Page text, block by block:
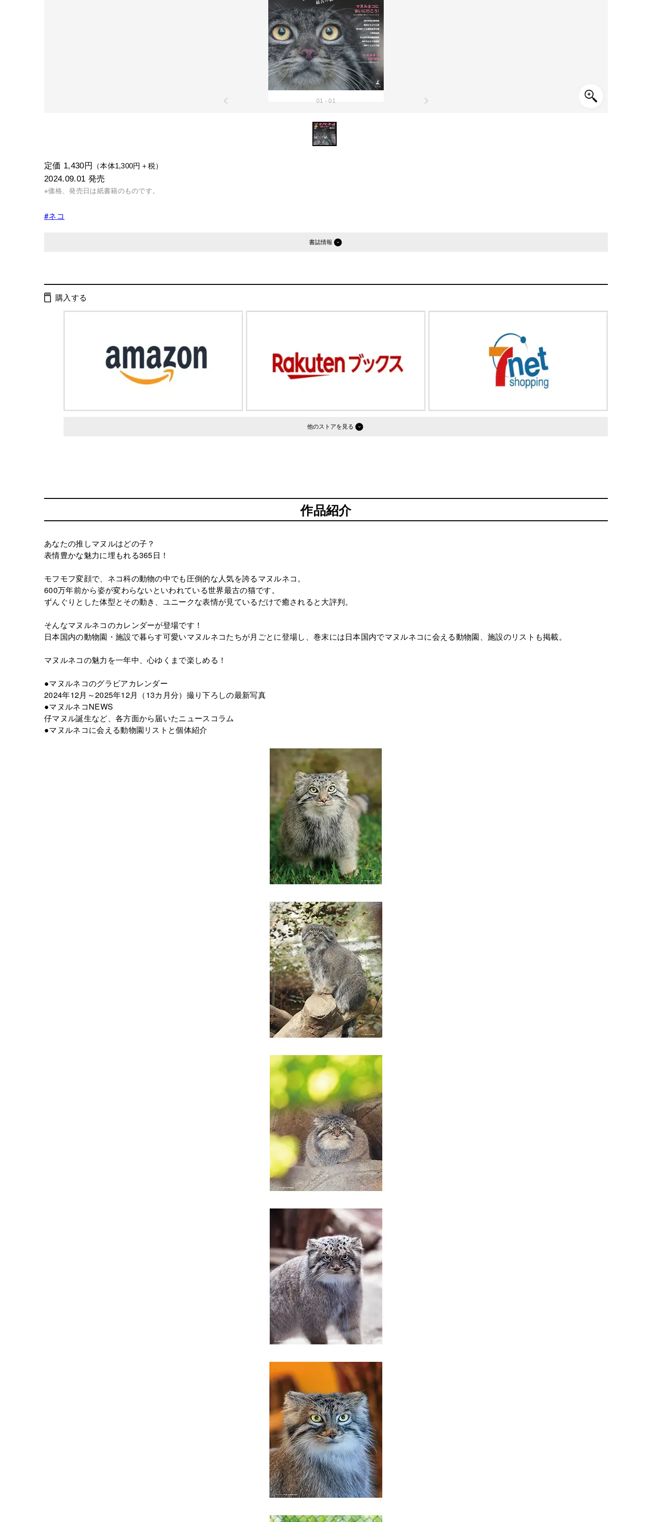
01 - 01
定価 1,430円 （本体1,300円＋税）
2024.09.01 発売
※価格、発売日は紙書籍のものです。
#ネコ
書誌情報
ISBN： 9784344042919
AB判
購入する
他のストア
作品紹介
あなたの推しマヌルはどの子？
表情豊かな魅力に埋もれる365日！
モフモフ変顔で、ネコ科の動物の中でも圧倒的な人気を誇るマヌルネコ。
600万年前から姿が変わらないといわれている世界最古の猫です。
ずんぐりとした体型とその動き、ユニークな表情が見ているだけで癒されると大評判。
そんなマヌルネコのカレンダーが登場です！
日本国内の動物園・施設で暮らす可愛いマヌルネコたちが月ごとに登場し、巻末には日本国内でマヌルネコに会える動物園、施設のリストも掲載。
マヌルネコの魅力を一年中、心ゆくまで楽しめる！
●マヌルネコのグラビアカレンダー
2024年12月～2025年12月（13カ月分）撮り下ろしの最新写真
●マヌルネコNEWS
仔マヌル誕生など、各方面から届いたニュースコラム
●マヌルネコに会える動物園リストと個体紹介